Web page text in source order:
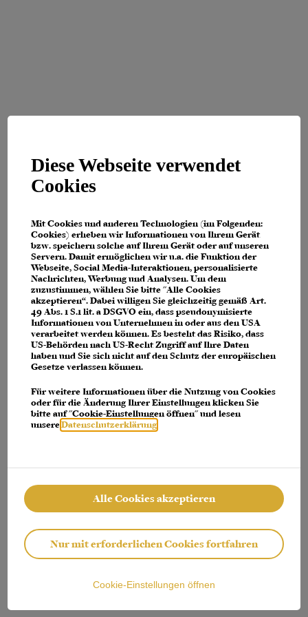
Diese Webseite verwendet
Cookies
Mit Cookies und anderen Technologien (im Folgenden:
Cookies) erheben wir Informationen von Ihrem Gerät
bzw. speichern solche auf Ihrem Gerät oder auf unseren
Servern. Damit ermöglichen wir u.a. die Funktion der
Webseite, Social Media-Interaktionen, personalisierte
Nachrichten, Werbung und Analysen. Um dem
zuzustimmen, wählen Sie bitte "Alle Cookies
akzeptieren“. Dabei willigen Sie gleichzeitig gemäß Art.
49 Abs. 1 S.1 lit. a DSGVO ein, dass pseudonymisierte
Informationen von Unternehmen in oder aus den USA
verarbeitet werden können. Es besteht das Risiko, dass
US-Behörden nach US-Recht Zugriff auf Ihre Daten
haben und Sie sich nicht auf den Schutz der europäischen
Gesetze verlassen können.
Für weitere Informationen über die Nutzung von Cookies
oder für die Änderung Ihrer Einstellungen klicken Sie
bitte auf "Cookie-Einstellungen öffnen" und lesen
unsereDatenschutzerklärung
Alle Cookies akzeptieren
Nur mit erforderlichen Cookies fortfahren
Cookie-Einstellungen öffnen
Application error: a client-side exception has occurred (see the browser
console for more information).